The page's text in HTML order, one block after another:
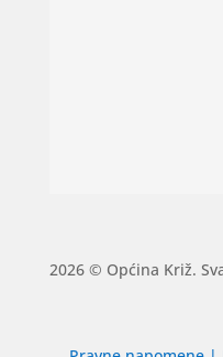
2026 © Općina Križ.